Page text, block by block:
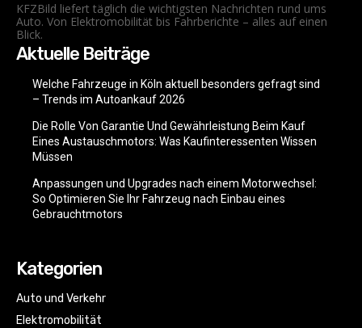
KFZBild liefert täglich die wichtigsten Nachrichten rund ums
Auto. Von Elektromobilität bis Fahrberichte – alles auf einen
Blick.
Aktuelle Beiträge
Welche Fahrzeuge in Köln aktuell besonders gefragt sind
– Trends im Autoankauf 2026
Die Rolle Von Garantie Und Gewährleistung Beim Kauf
Eines Austauschmotors: Was Kaufinteressenten Wissen
Müssen
Anpassungen und Upgrades nach einem Motorwechsel:
So Optimieren Sie Ihr Fahrzeug nach Einbau eines
Gebrauchtmotors
Kategorien
Auto und Verkehr
Elektromobilität